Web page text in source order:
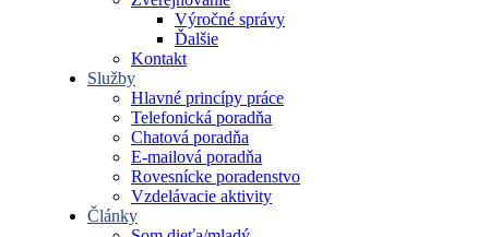
Výročné správy
Ďalšie
Kontakt
Služby
Hlavné princípy práce
Telefonická poradňa
Chatová poradňa
E-mailová poradňa
Rovesnícke poradenstvo
Vzdelávacie aktivity
Články